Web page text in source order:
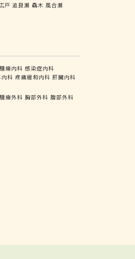
戸 追良瀬 驫木 風合瀬
腫瘍内科 感染症内科
科 疼痛緩和内科 肝臓内科
腫瘍外科 胸部外科 腹部外科